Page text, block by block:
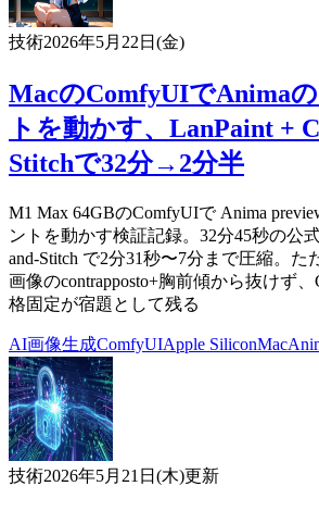
技術2026年5月22日(金)
MacのComfyUIでAnima
トを動かす、LanPaint +
Stitchで32分→2分半
M1 Max 64GBのComfyUIで Anima
ントを動かす検証記録。32分45秒の公
and-Stitch で2分31秒〜7分まで圧縮。た
画像のcontrapposto+胸前傾から抜けず
格固定が宿題として残る
AI画像生成ComfyUIApple SiliconMac
技術2026年5月21日(木)更新